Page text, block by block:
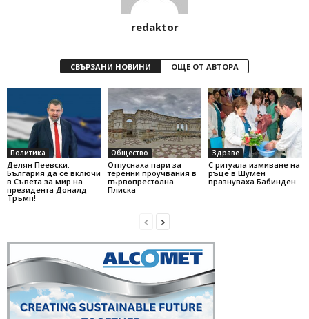
redaktor
СВЪРЗАНИ НОВИНИ ОЩЕ ОТ АВТОРА
Политика
Делян Пеевски:
България да се включи
в Съвета за мир на
президента Доналд
Тръмп!
Общество
Отпуснаха пари за
теренни проучвания в
първопрестолна
Плиска
Здраве
С ритуала измиване на
ръце в Шумен
празнуваха Бабинден